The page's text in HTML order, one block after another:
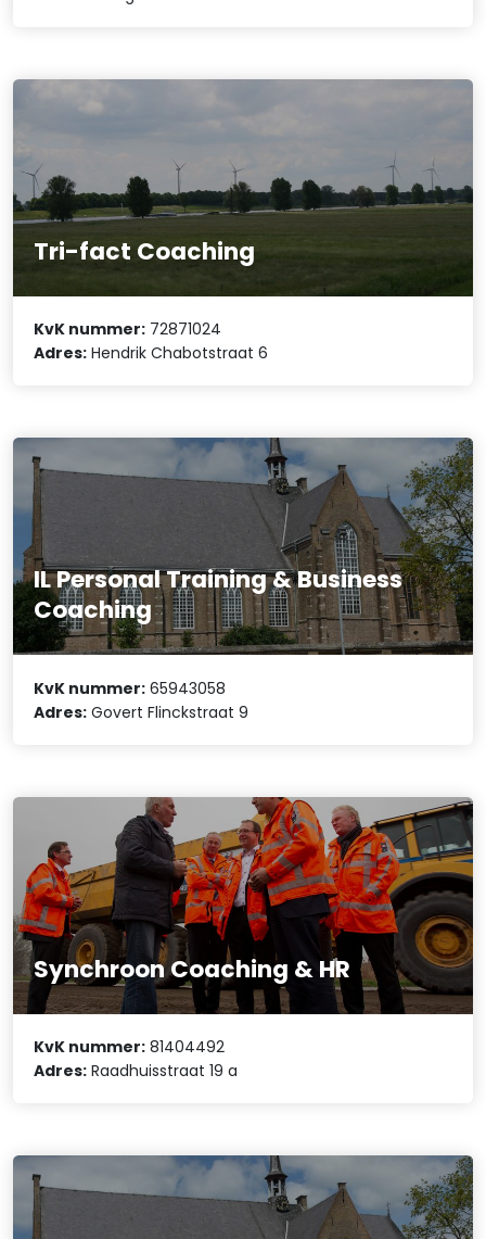
Tri-fact Coaching
KvK nummer: 72871024
Adres: Hendrik Chabotstraat 6
IL Personal Training & Business
Coaching
KvK nummer: 65943058
Adres: Govert Flinckstraat 9
Synchroon Coaching & HR
KvK nummer: 81404492
Adres: Raadhuisstraat 19 a